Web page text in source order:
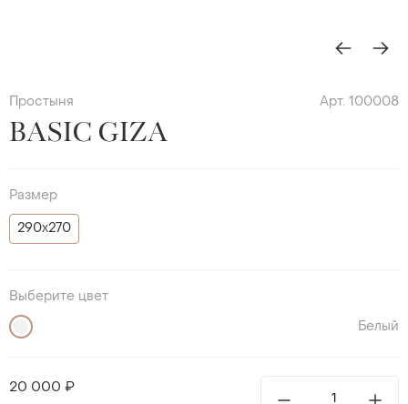
Простыня Арт. 100008
BASIC GIZA
Размер
290х270
Выберите цвет
Белый
20 000 ₽